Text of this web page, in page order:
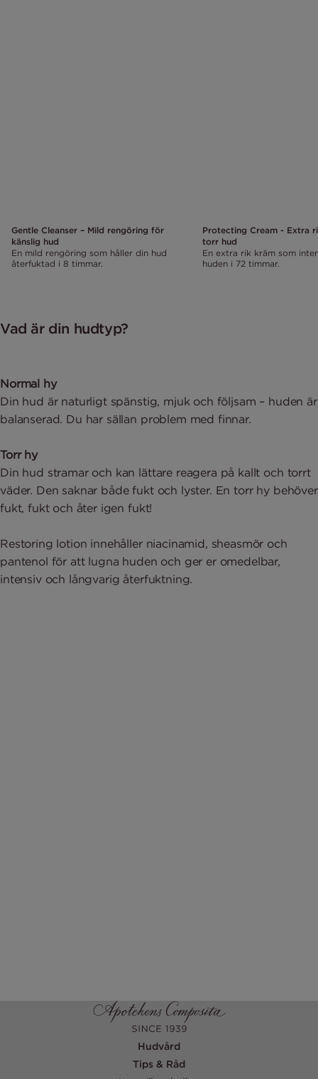
Gentle Cleanser – Mild rengöring för
känslig hud
En mild rengöring som håller din hud
återfuktad i 8 timmar.
Protecting Cream - Extra
torr hud
En extra rik kräm som
huden i 72 timmar.
Vad är din hudtyp?
Normal hy
Din hud är naturligt spänstig, mjuk och följsam – huden är
balanserad. Du har sällan problem med finnar.
Torr hy
Din hud stramar och kan lättare reagera på kallt och torrt
väder. Den saknar både fukt och lyster. En torr hy behöver
fukt, fukt och åter igen fukt!
Restoring lotion innehåller niacinamid, sheasmör och
pantenol för att lugna huden och ger er omedelbar,
intensiv och långvarig återfuktning.
Hudvård
Tips & Råd